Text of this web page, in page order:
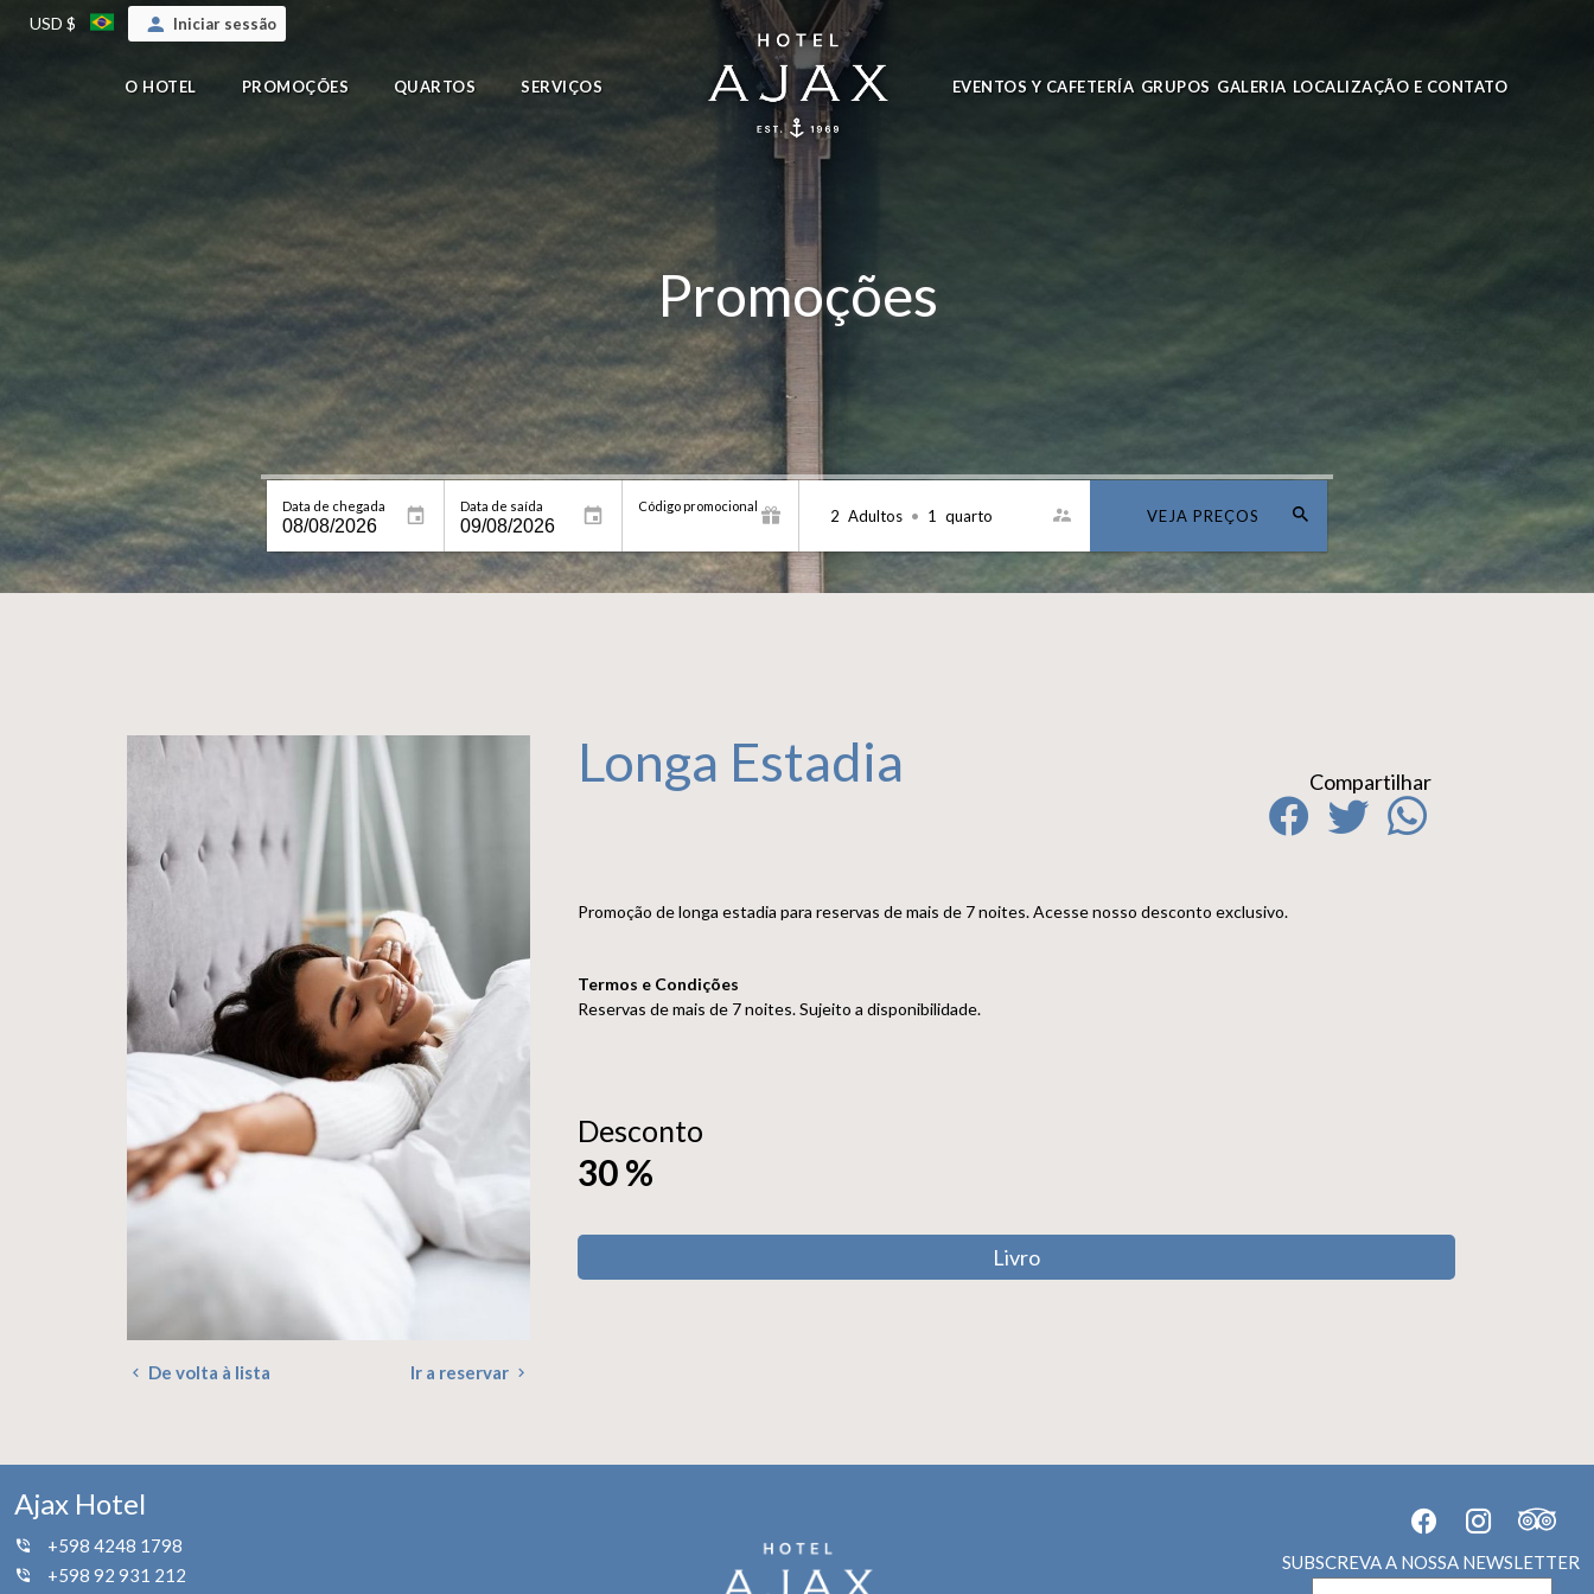
USD $ Iniciar sessão
O HOTEL PROMOÇÕES QUARTOS SERVIÇOS EVENTOS Y CAFETERÍA GRUPOS GALERIA LOCALIZAÇÃO E CONTATO
Data de chegada Data de saída Código promocional
2 Adultos • 1 quarto VEJA PREÇOS
Promoções
De volta à lista Ir a reservar
Longa Estadia Compartilhar
Promoção de longa estadia para reservas de mais de 7 noites. Acesse nosso desconto exclusivo.
Termos e Condições
Reservas de mais de 7 noites. Sujeito a disponibilidade.
Desconto
30%
Livro
Ajax Hotel
+598 4248 1798
+598 92 931 212
SUBSCREVA A NOSSA NEWSLETTER